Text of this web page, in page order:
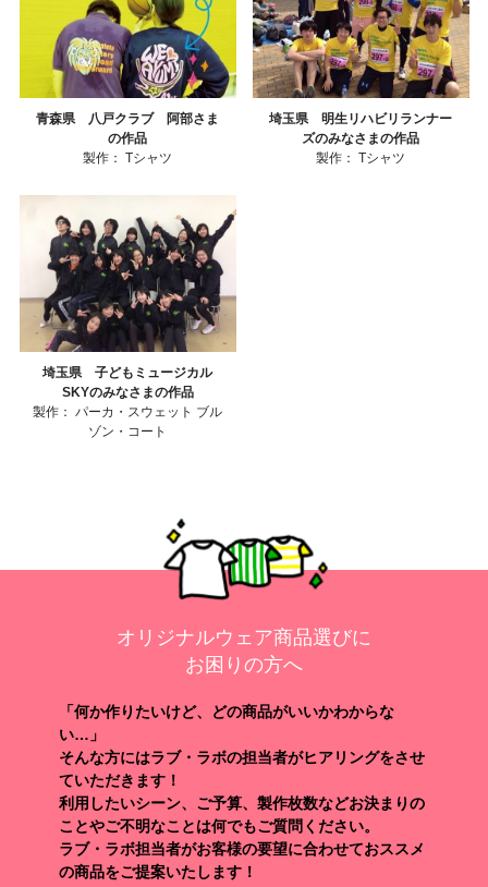
青森県 八戸クラブ 阿部さま
の作品
製作： Tシャツ
埼玉県 明生リハビリランナー
ズのみなさまの作品
製作： Tシャツ
埼玉県 子どもミュージカル
SKYのみなさまの作品
製作： パーカ・スウェット ブル
ゾン・コート
オリジナルウェア商品選びに
お困りの方へ
「何か作りたいけど、どの商品がいいかわからな
い…」
そんな方にはラブ・ラボの担当者がヒアリングをさせ
ていただきます！
利用したいシーン、ご予算、製作枚数などお決まりの
ことやご不明なことは何でもご質問ください。
ラブ・ラボ担当者がお客様の要望に合わせておススメ
の商品をご提案いたします！